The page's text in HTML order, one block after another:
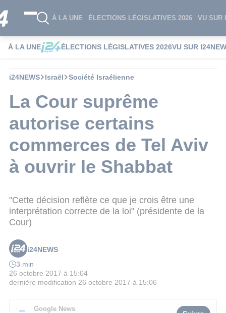
À LA UNE ÉLECTIONS LÉGISLATIVES 2026 VU SUR
À LA UNE ÉLECTIONS LÉGISLATIVES 2026VU SUR
i24NEWS Israël Société Israélienne
La Cour suprême
autorise certains
commerces de Tel Aviv
à ouvrir le Shabbat
"Cette décision reflète ce que je crois être une
interprétation correcte de la loi" (présidente de la
Cour)
i24NEWS
3 min
26 octobre 2017 à 15:04
dernière modification 26 octobre 2017 à 15:06
Google News